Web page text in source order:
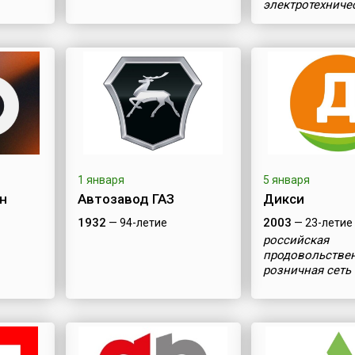
1 января
Автозавод ГАЗ
1932 — 94-летие
5 января
Дикси
2003 — 23-летие
российская
розничная сеть